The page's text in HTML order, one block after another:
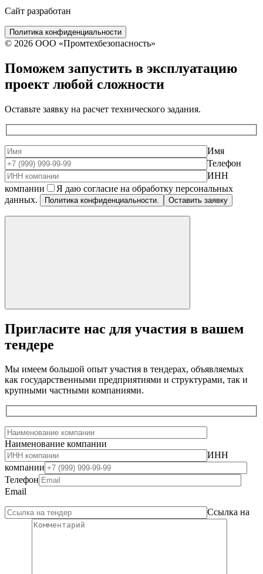
Сайт разработан
Политика конфиденциальности
© 2026 ООО «Промтехбезопасность»
Поможем запустить в эксплуатацию
проект любой сложности
Оставьте заявку на расчет технического задания.
Имя
Телефон
ИНН
компании
Я даю согласие на обработку персональных
данных.
Политика конфиденциальности.
Пригласите нас для участия в вашем
тендере
Мы имеем большой опыт участия в тендерах, объявляемых
как государственными предприятиями и структурами, так и
крупными частными компаниями.
Наименование компании
ИНН
компании
Телефон
Email
Ссылка на